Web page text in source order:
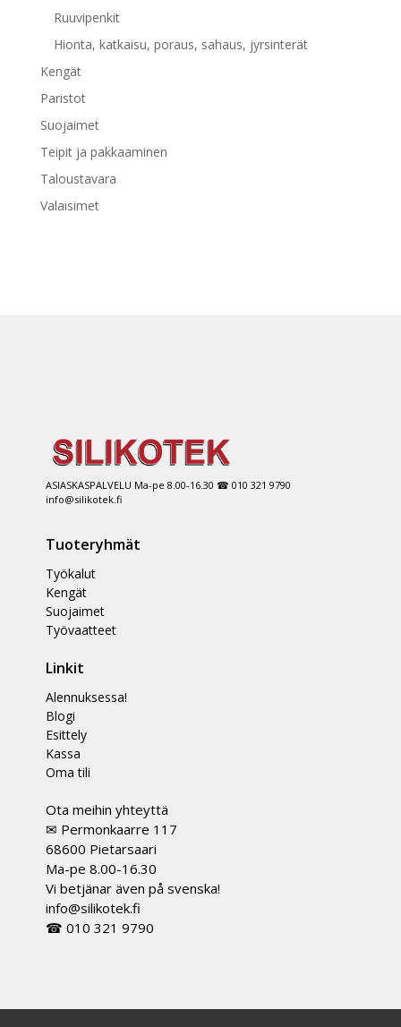
Ruuvipenkit
Hionta, katkaisu, poraus, sahaus, jyrsinterät
Kengät
Paristot
Suojaimet
Teipit ja pakkaaminen
Taloustavara
Valaisimet
ASIASKASPALVELU Ma-pe 8.00-16.30 ☎ 010 321 9790
info@silikotek.fi
Tuoteryhmät
Työkalut
Kengät
Suojaimet
Työvaatteet
Linkit
Alennuksessa!
Blogi
Esittely
Kassa
Oma tili
Ota meihin yhteyttä
✉ Permonkaarre 117
68600 Pietarsaari
Ma-pe 8.00-16.30
Vi betjänar även på svenska!
info@silikotek.fi
☎ 010 321 9790